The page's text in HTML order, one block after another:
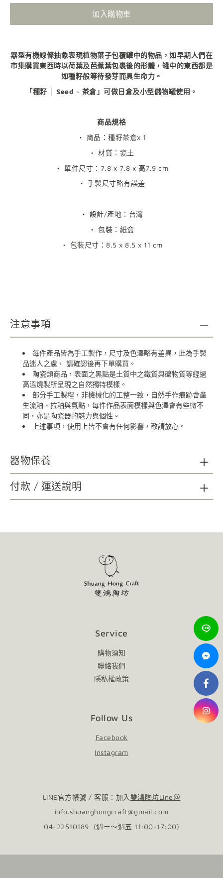
加入購物車
器型有機線條抽象表現植物葉子包覆罐中的物品，如早期人們在
市集購買東西時以荷葉及芭蕉葉包裹後的形體，罐中的東西都是
如種籽般等待發芽而具生命力。
「種籽 │ Seed - 茶倉」可做日倉及小型儲物罐使用。
商品規格
・ 商品：種籽茶倉x 1
・ 材質：瓷土
・ 單件尺寸：7.8 x 7.8 x 高7.9 cm
・ 手製尺寸略有誤差
・ 設計/產地：台灣
・ 包裝：紙盒
・ 包裝尺寸： 8.5 x 8.5 x 11 cm
注意事項
每件產品皆為手工製作，尺寸及色澤略有差異，此為手製
品迷人之處， 請確認後再下單購買。
陶瓷類商品，表面之黑點是土質中之鐵質與礦物質等經過
高溫燒製所呈現之自然獨特模樣。
部分手工製程，非機械化的工整一致，自然手作痕跡會產
生流釉、拉釉與氣點，每件作品表面模樣與色澤會有些微不
同，亦是陶瓷器的魅力與個性。
上述事項，使用上皆不會有任何影響，敬請放心。
器物保養
陶瓷器清潔：請以海綿、精緻瓷器專用刷具及不具顆粒磨
砂功能之餐具中性洗劑，延長使用年限；無法以洗碗機清洗。
木質及金屬材質如需清潔，請以柔軟乾布擦拭。
使用後會隨著時間表面有可能產生自然痕跡，增添作
付款 / 運送說明
Service
購物須知
聯絡我們
隱私權政策
Follow Us
Facebook
Instagram
LINE官方帳號 / 客服：加入 雙鴻陶坊Line＠
info.shuanghongcraft@gmail.com
04-22510189 (週ㄧ～週五 11:00-17:00)